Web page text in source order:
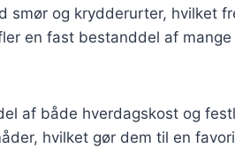
smør og krydderurter, hvilket
en fast bestanddel af
af både hverdagskost og
hvilket gør dem til en